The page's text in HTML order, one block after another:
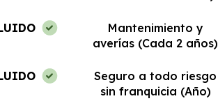
Mantenimiento y
averías (Cada 2 años)
Seguro a todo riesgo
sin franquicia (Año)